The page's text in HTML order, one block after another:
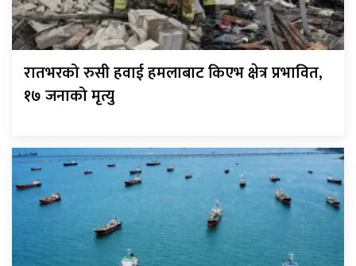
रातभरको रुसी हवाई हमलाबाट किएभ क्षेत्र प्रभावित,
१७ जनाको मृत्यु